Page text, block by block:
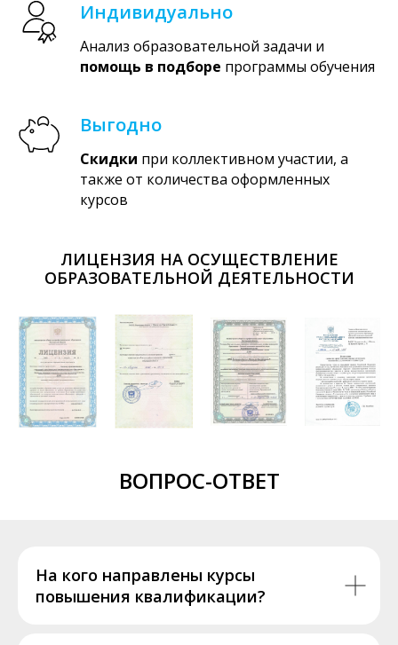
Индивидуально
Анализ образовательной задачи и
помощь в подборе программы обучения
Выгодно
Скидки при коллективном участии, а
также от количества оформленных
курсов
ЛИЦЕНЗИЯ НА ОСУЩЕСТВЛЕНИЕ
ОБРАЗОВАТЕЛЬНОЙ ДЕЯТЕЛЬНОСТИ
ВОПРОС-ОТВЕТ
На кого направлены курсы
повышения квалификации?